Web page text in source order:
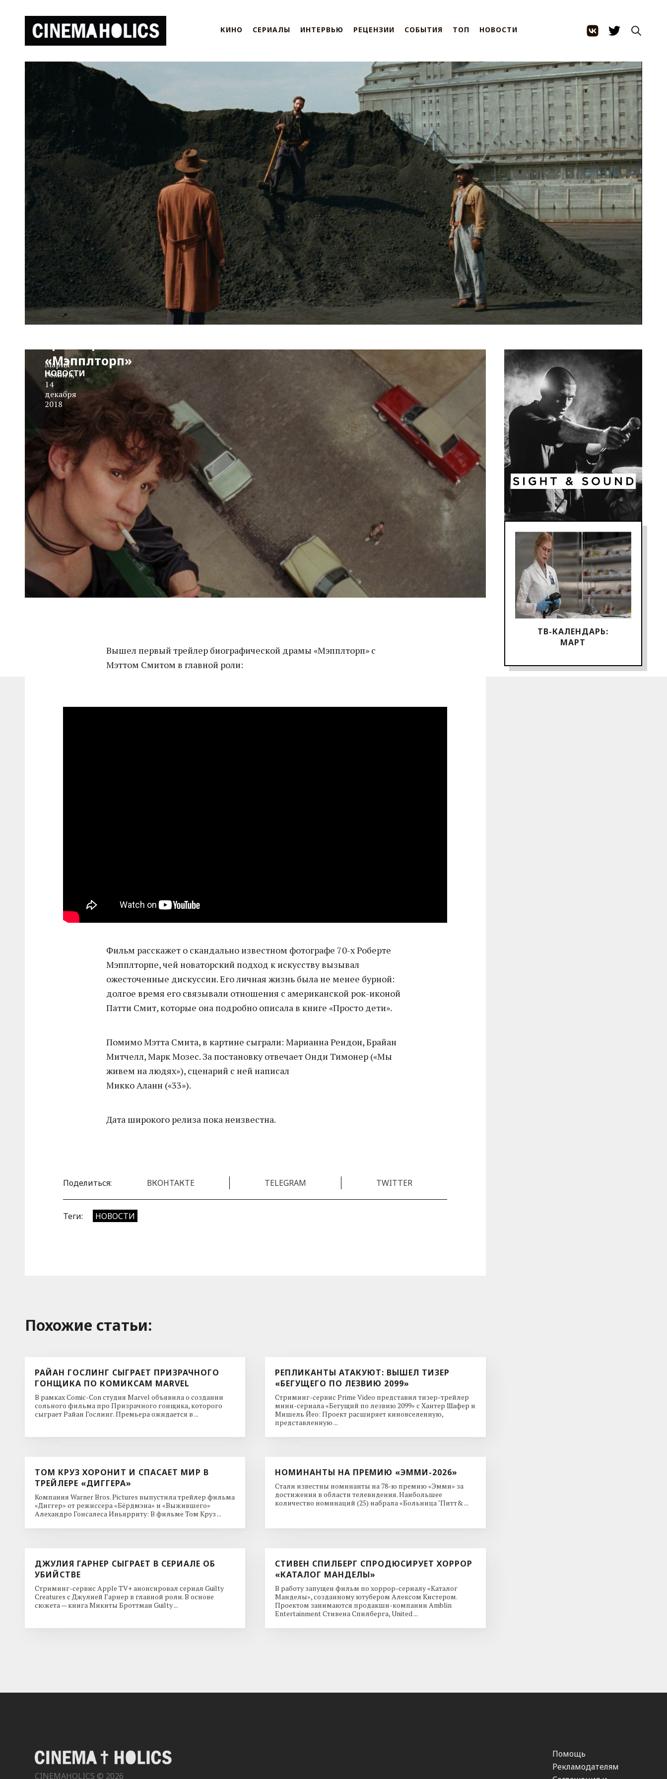
КИНО СЕРИАЛЫ ИНТЕРВЬЮ РЕЦЕНЗИИ СОБЫТИЯ ТОП НОВОСТИ
ТВ-КАЛЕНДАРЬ:
МАРТ
«Мэпплторп»
Мария
Ремига,
14
декабря
2018
НОВОСТИ
Вышел первый трейлер биографической драмы «Мэпплторп» с
Мэттом Смитом в главной роли:
Фильм расскажет о скандально известном фотографе 70-х Роберте
Мэпплторпе, чей новаторский подход к искусству вызывал
ожесточенные дискуссии. Его личная жизнь была не менее бурной:
долгое время его связывали отношения с американской рок-иконой
Патти Смит, которые она подробно описала в книге «Просто дети».
Помимо Мэтта Смита, в картине сыграли: Марианна Рендон, Брайан
Митчелл, Марк Мозес. За постановку отвечает Онди Тимонер («Мы
живем на людях»), сценарий с ней написал
Микко Аланн («33»).
Дата широкого релиза пока неизвестна.
Поделиться: ВКОНТАКТЕ TELEGRAM TWITTER
Теги: НОВОСТИ
Похожие cтатьи:
РАЙАН ГОСЛИНГ СЫГРАЕТ ПРИЗРАЧНОГО
ГОНЩИКА ПО КОМИКСАМ MARVEL
В рамках Comic-Con студия Marvel объявила о создании
сольного фильма про Призрачного гонщика, которого
сыграет Райан Гослинг. Премьера ожидается в ...
РЕПЛИКАНТЫ АТАКУЮТ: ВЫШЕЛ ТИЗЕР
«БЕГУЩЕГО ПО ЛЕЗВИЮ 2099»
Стриминг-сервис Prime Video представил тизер-трейлер
мини-сериала «Бегущий по лезвию 2099» с Хантер Шафер и
Мишель Йео: Проект расширяет киновселенную,
представленную ...
ТОМ КРУЗ ХОРОНИТ И СПАСАЕТ МИР В
ТРЕЙЛЕРЕ «ДИГГЕРА»
Компания Warner Bros. Pictures выпустила трейлер фильма
«Диггер» от режиссера «Бёрдмэна» и «Выжившего»
Алехандро Гонсалеса Иньярриту: В фильме Том Круз ...
НОМИНАНТЫ НА ПРЕМИЮ «ЭММИ-2026»
Стали известны номинанты на 78-ю премию «Эмми» за
достижения в области телевидения. Наибольшее
количество номинаций (25) набрала «Больница "Питт& ...
ДЖУЛИЯ ГАРНЕР СЫГРАЕТ В СЕРИАЛЕ ОБ
УБИЙСТВЕ
Стриминг-сервис Apple TV+ анонсировал сериал Guilty
Creatures с Джулией Гарнер в главной роли. В основе
сюжета — книга Микиты Броттман Guilty ...
СТИВЕН СПИЛБЕРГ СПРОДЮСИРУЕТ ХОРРОР
«КАТАЛОГ МАНДЕЛЫ»
В работу запущен фильм по хоррор-сериалу «Каталог
Манделы», созданному ютубером Алексом Кистером.
Проектом занимаются продакшн-компании Amblin
Entertainment Стивена Спилберга, United ...
CINEMAHOLICS © 2026
Помощь
Рекламодателям